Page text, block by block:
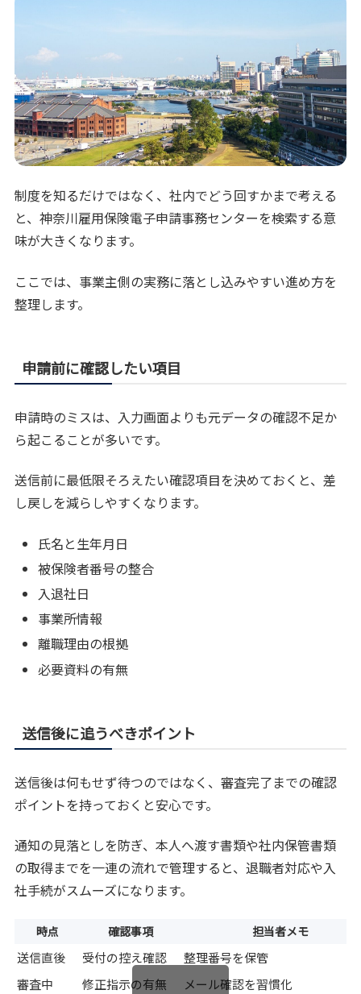
制度を知るだけではなく、社内でどう回すかまで考える
と、神奈川雇用保険電子申請事務センターを検索する意
味が大きくなります。
ここでは、事業主側の実務に落とし込みやすい進め方を
整理します。
申請前に確認したい項目
申請時のミスは、入力画面よりも元データの確認不足か
ら起こることが多いです。
送信前に最低限そろえたい確認項目を決めておくと、差
し戻しを減らしやすくなります。
氏名と生年月日
被保険者番号の整合
入退社日
事業所情報
離職理由の根拠
必要資料の有無
送信後に追うべきポイント
送信後は何もせず待つのではなく、審査完了までの確認
ポイントを持っておくと安心です。
通知の見落としを防ぎ、本人へ渡す書類や社内保管書類
の取得までを一連の流れで管理すると、退職者対応や入
社手続がスムーズになります。
時点 確認事項 担当者メモ
送信直後 受付の控え確認
整理番号を保管
審査中
修正指示の有無
メール確認を習慣化